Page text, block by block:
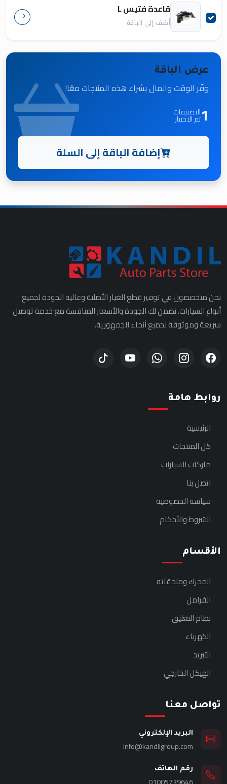
قاعدة فتيس L
أضف إلى الباقة
عرض الباقة
وفّر الوقت والمال بشراء هذه المنتجات معًا!
1التصنيفات
تم الاختيار
إضافة الباقة إلى السلة
نحن متخصصون في توفير قطع الغيار الأصلية وعالية الجودة لجميع
أنواع السيارات. نضمن لك الجودة والأسعار المنافسة مع خدمة توصيل
سريعة وموثوقة لجميع أنحاء الجمهورية.
روابط هامة
الرئيسية
كل المنتجات
ماركات السيارات
اتصل بنا
سياسة الخصوصية
الشروط والأحكام
الأقسام
المحرك وملحقاته
الفرامل
نظام التعليق
الكهرباء
التبريد
الهيكل الخارجي
تواصل معنا
البريد الإلكتروني
info@kandilgroup.com
رقم الهاتف